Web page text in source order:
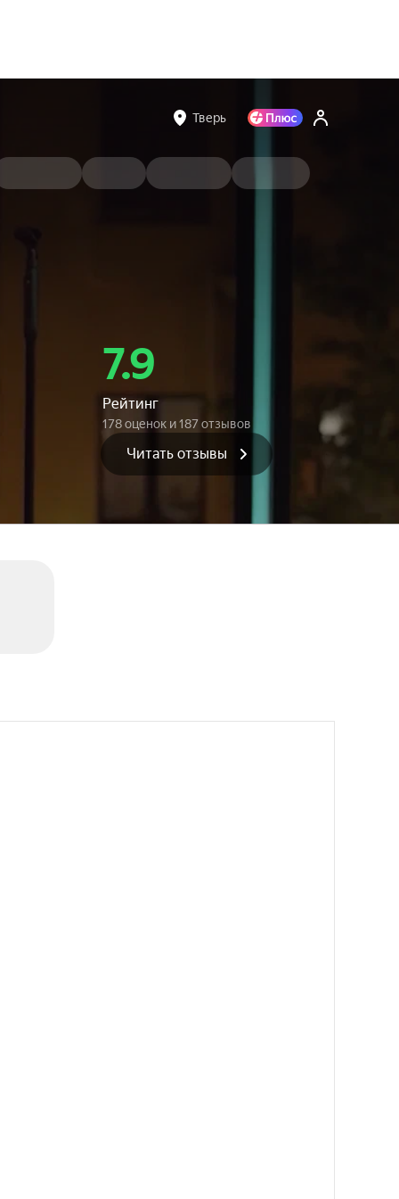
Тверь
7.9
Рейтинг
178 оценок и 187 отзывов
Читать отзывы